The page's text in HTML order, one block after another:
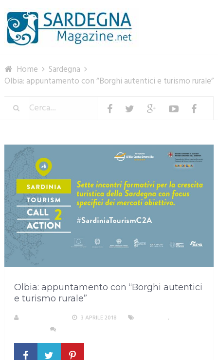
Home
Sardegna
Olbia: appuntamento con “Borghi autentici e turismo rurale”
Olbia: appuntamento con “Borghi autentici
e turismo rurale”
3 APRILE 2018
,